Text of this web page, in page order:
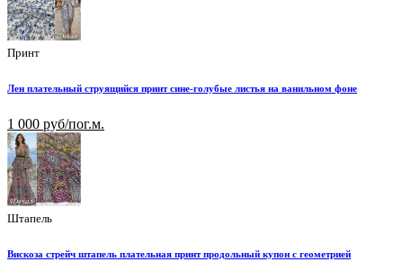
Принт
Лен плательный струящийся принт сине-голубые листья на ванильном фоне
1 000 руб/пог.м.
Штапель
Вискоза стрейч штапель плательная принт продольный купон с геометрией